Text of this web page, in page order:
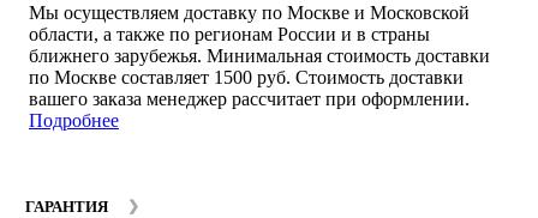
Мы осуществляем доставку по Москве и Московской
области, а также по регионам России и в страны
ближнего зарубежья. Минимальная стоимость доставки
по Москве составляет 1500 руб. Стоимость доставки
вашего заказа менеджер рассчитает при оформлении.
Подробнее
ГАРАНТИЯ